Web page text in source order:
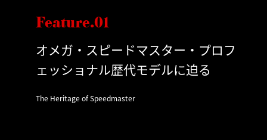
Feature.01
オメガ・スピードマスター・プロフ
ェッショナル歴代モデルに迫る
The Heritage of Speedmaster